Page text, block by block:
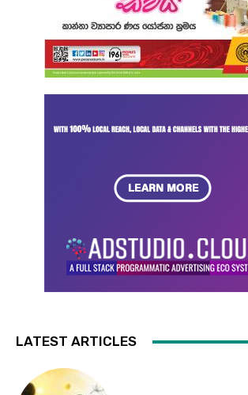
LATEST ARTICLES